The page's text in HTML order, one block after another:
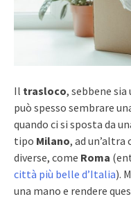
Il trasloco, sebbene
può spesso sembrare
quando ci si sposta da
tipo Milano, ad
diverse, come Roma
città più belle d’Italia).
una mano e rendere